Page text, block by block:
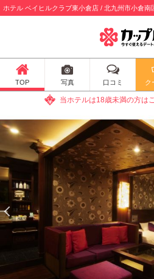
ホテル ベイヒルクラブ東小倉店 / 北九州市小倉南
TOP 写真 口コミ ク
当ホテルは18歳未満の方は